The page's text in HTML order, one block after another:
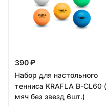
390 ₽
Набор для настольного
тенниса KRAFLA B-CL60 (
мяч без звезд 6шт.)